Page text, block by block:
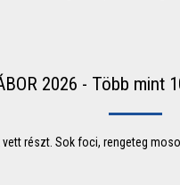
2026 - Több mint
részt. Sok foci, rengeteg